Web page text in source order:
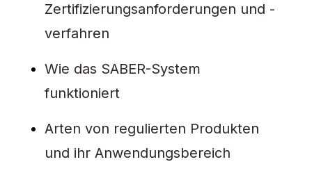
Zertifizierungsanforderungen und -
verfahren
Wie das SABER-System
funktioniert
Arten von regulierten Produkten
und ihr Anwendungsbereich